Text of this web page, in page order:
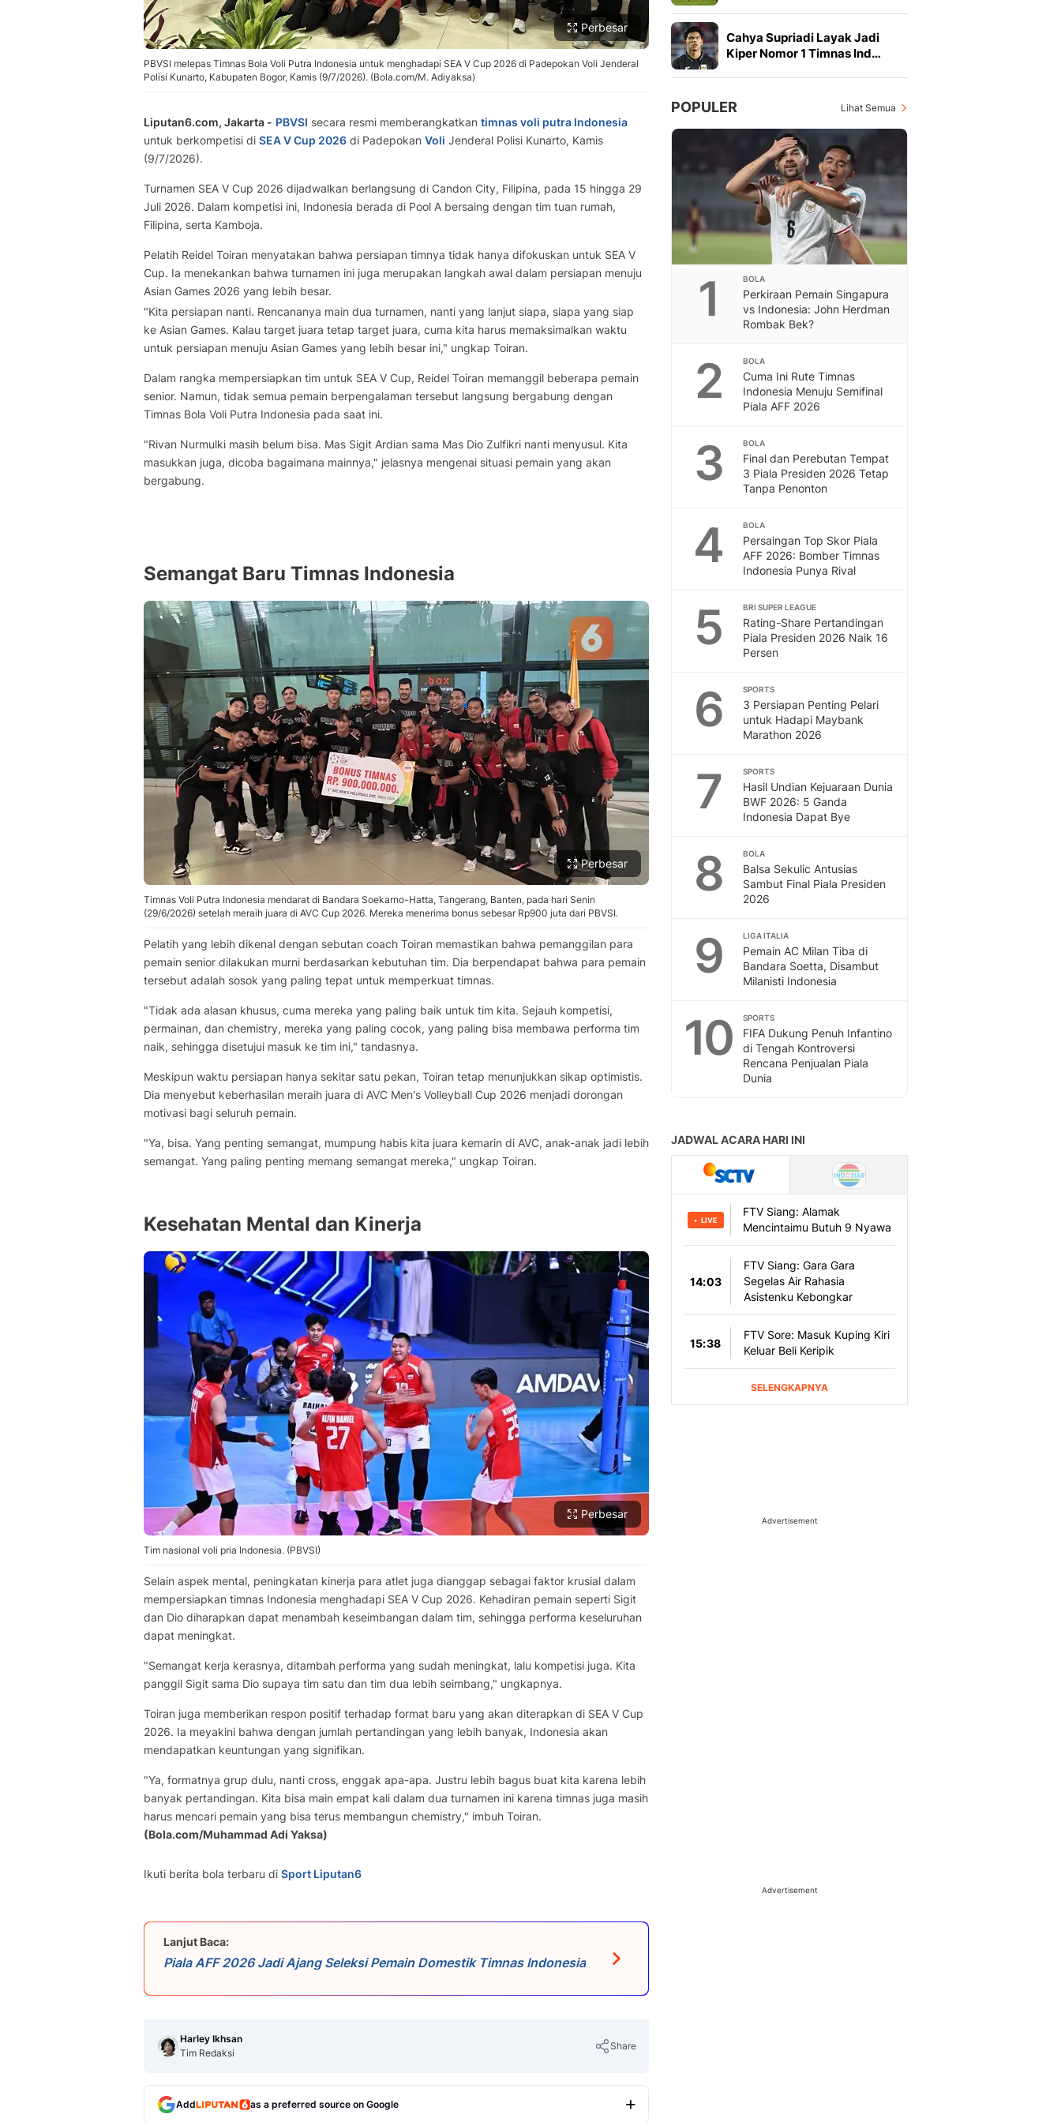
Perbesar
PBVSI melepas Timnas Bola Voli Putra Indonesia untuk menghadapi SEA V Cup 2026 di Padepokan Voli Jenderal
Polisi Kunarto, Kabupaten Bogor, Kamis (9/7/2026). (Bola.com/M. Adiyaksa)
Liputan6.com, Jakarta - PBVSI secara resmi memberangkatkan timnas voli putra Indonesia
untuk berkompetisi di SEA V Cup 2026 di Padepokan Voli Jenderal Polisi Kunarto, Kamis
(9/7/2026).
Turnamen SEA V Cup 2026 dijadwalkan berlangsung di Candon City, Filipina, pada 15 hingga 29
Juli 2026. Dalam kompetisi ini, Indonesia berada di Pool A bersaing dengan tim tuan rumah,
Filipina, serta Kamboja.
Pelatih Reidel Toiran menyatakan bahwa persiapan timnya tidak hanya difokuskan untuk SEA V
Cup. Ia menekankan bahwa turnamen ini juga merupakan langkah awal dalam persiapan menuju
Asian Games 2026 yang lebih besar.
"Kita persiapan nanti. Rencananya main dua turnamen, nanti yang lanjut siapa, siapa yang siap
ke Asian Games. Kalau target juara tetap target juara, cuma kita harus memaksimalkan waktu
untuk persiapan menuju Asian Games yang lebih besar ini," ungkap Toiran.
Dalam rangka mempersiapkan tim untuk SEA V Cup, Reidel Toiran memanggil beberapa pemain
senior. Namun, tidak semua pemain berpengalaman tersebut langsung bergabung dengan
Timnas Bola Voli Putra Indonesia pada saat ini.
"Rivan Nurmulki masih belum bisa. Mas Sigit Ardian sama Mas Dio Zulfikri nanti menyusul. Kita
masukkan juga, dicoba bagaimana mainnya," jelasnya mengenai situasi pemain yang akan
bergabung.
Semangat Baru Timnas Indonesia
Perbesar
Timnas Voli Putra Indonesia mendarat di Bandara Soekarno-Hatta, Tangerang, Banten, pada hari Senin
(29/6/2026) setelah meraih juara di AVC Cup 2026. Mereka menerima bonus sebesar Rp900 juta dari PBVSI.
Pelatih yang lebih dikenal dengan sebutan coach Toiran memastikan bahwa pemanggilan para
pemain senior dilakukan murni berdasarkan kebutuhan tim. Dia berpendapat bahwa para pemain
tersebut adalah sosok yang paling tepat untuk memperkuat timnas.
"Tidak ada alasan khusus, cuma mereka yang paling baik untuk tim kita. Sejauh kompetisi,
permainan, dan chemistry, mereka yang paling cocok, yang paling bisa membawa performa tim
naik, sehingga disetujui masuk ke tim ini," tandasnya.
Meskipun waktu persiapan hanya sekitar satu pekan, Toiran tetap menunjukkan sikap optimistis.
Dia menyebut keberhasilan meraih juara di AVC Men's Volleyball Cup 2026 menjadi dorongan
motivasi bagi seluruh pemain.
"Ya, bisa. Yang penting semangat, mumpung habis kita juara kemarin di AVC, anak-anak jadi lebih
semangat. Yang paling penting memang semangat mereka," ungkap Toiran.
Kesehatan Mental dan Kinerja
Perbesar
Tim nasional voli pria Indonesia. (PBVSI)
Selain aspek mental, peningkatan kinerja para atlet juga dianggap sebagai faktor krusial dalam
mempersiapkan timnas Indonesia menghadapi SEA V Cup 2026. Kehadiran pemain seperti Sigit
dan Dio diharapkan dapat menambah keseimbangan dalam tim, sehingga performa keseluruhan
dapat meningkat.
"Semangat kerja kerasnya, ditambah performa yang sudah meningkat, lalu kompetisi juga. Kita
panggil Sigit sama Dio supaya tim satu dan tim dua lebih seimbang," ungkapnya.
Toiran juga memberikan respon positif terhadap format baru yang akan diterapkan di SEA V Cup
2026. Ia meyakini bahwa dengan jumlah pertandingan yang lebih banyak, Indonesia akan
mendapatkan keuntungan yang signifikan.
"Ya, formatnya grup dulu, nanti cross, enggak apa-apa. Justru lebih bagus buat kita karena lebih
banyak pertandingan. Kita bisa main empat kali dalam dua turnamen ini karena timnas juga masih
harus mencari pemain yang bisa terus membangun chemistry," imbuh Toiran.
(Bola.com/Muhammad Adi Yaksa)
Ikuti berita bola terbaru di Sport Liputan6
Lanjut Baca:
Piala AFF 2026 Jadi Ajang Seleksi Pemain Domestik Timnas Indonesia
Harley Ikhsan
Tim Redaksi
Share
Add as a preferred source on Google
Cahya Supriadi Layak Jadi
Kiper Nomor 1 Timnas Ind…
POPULER Lihat Semua
1 BOLA
Perkiraan Pemain Singapura
vs Indonesia: John Herdman
Rombak Bek?
2 BOLA
Cuma Ini Rute Timnas
Indonesia Menuju Semifinal
Piala AFF 2026
3 BOLA
Final dan Perebutan Tempat
3 Piala Presiden 2026 Tetap
Tanpa Penonton
4 BOLA
Persaingan Top Skor Piala
AFF 2026: Bomber Timnas
Indonesia Punya Rival
5 BRI SUPER LEAGUE
Rating-Share Pertandingan
Piala Presiden 2026 Naik 16
Persen
6 SPORTS
3 Persiapan Penting Pelari
untuk Hadapi Maybank
Marathon 2026
7 SPORTS
Hasil Undian Kejuaraan Dunia
BWF 2026: 5 Ganda
Indonesia Dapat Bye
8 BOLA
Balsa Sekulic Antusias
Sambut Final Piala Presiden
2026
9 LIGA ITALIA
Pemain AC Milan Tiba di
Bandara Soetta, Disambut
Milanisti Indonesia
10 SPORTS
FIFA Dukung Penuh Infantino
di Tengah Kontroversi
Rencana Penjualan Piala
Dunia
Advertisement
Advertisement